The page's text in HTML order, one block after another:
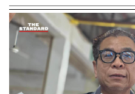
กัญชง ระหว่างการรอสมาชิก
มติ ศุภชัย โพธิ์สุ รองประธา
ประธานการประชุมในขณะนั้
ครั้งนี้ขอให้ลงหลักฐานการแ
ได้รับทราบว่าได้มาเป็นองค์ป